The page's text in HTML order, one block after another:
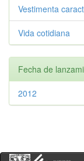
Vestimenta
Vida cotidiana
Fecha de
2012